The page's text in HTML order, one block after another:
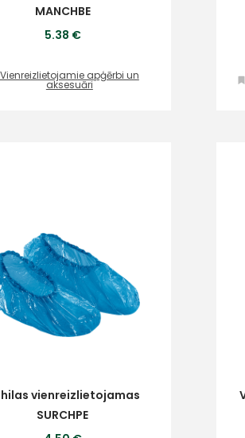
MANCHBE
5.38 €
Vienreizlietojamie apģērbi un
aksesuāri
vienreizlietojamas
SURCHPE
+